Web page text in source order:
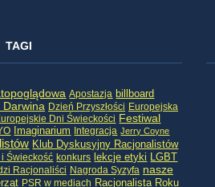
TAGI
Apostazja billboard
Darwina Dzień Przyszłości Europejska
Dni Świeckości Festiwal
Imaginarium Integracja Jerry Coyne
Klub Dyskusyjny Racjonalistów
Świeckość konkurs lekcje etyki LGBT
Racjonaliści Nagroda Syzyfa nasze
PSR w mediach Racjonalista Roku